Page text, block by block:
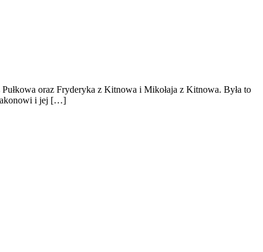
oraz Fryderyka z Kitnowa i Mikołaja z Kitnowa. Była to
zakonowi i jej […]